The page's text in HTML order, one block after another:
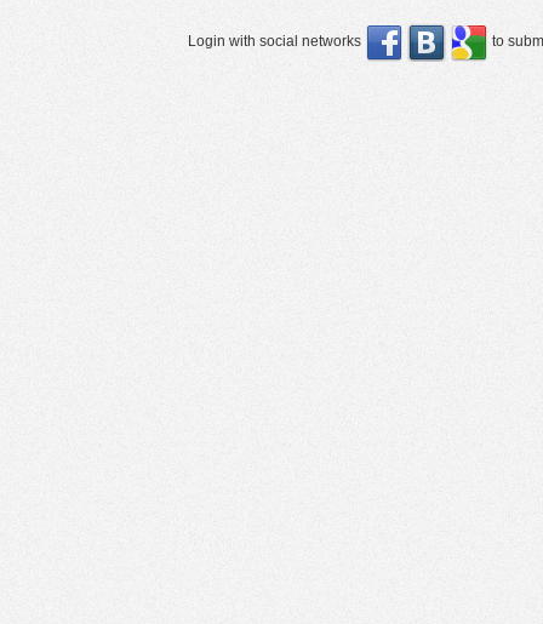
Login with social networks to